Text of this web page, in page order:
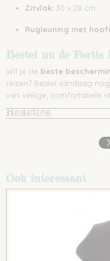
Zitvlak: 30 x 28 cm
Rugleuning met
Bestel nu de Fortis
Wil je de beste
reizen? Bestel vandaag
van veilige, comfortabele
Reacties
Ook interessant